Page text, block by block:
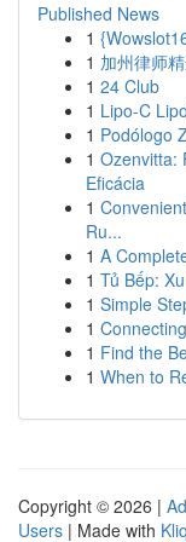
Published News
1
1 加州律师
1 24 Club
1 Lipo-C
1 Podólogo
1 Ozenvitta:
Eficácia
1
Ru...
1 A
1 Tủ Bếp:
1 Simple
1
1 Find the
1 When to
Copyright © 2026 |
Users | Made with